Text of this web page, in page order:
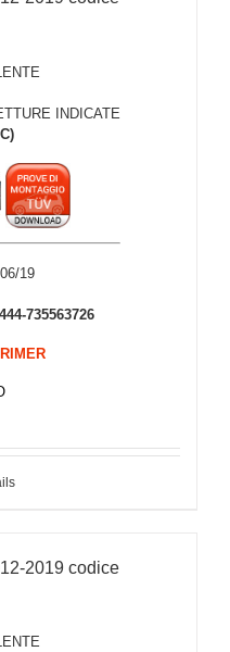
INDICATE
19
735563726
2019 codice